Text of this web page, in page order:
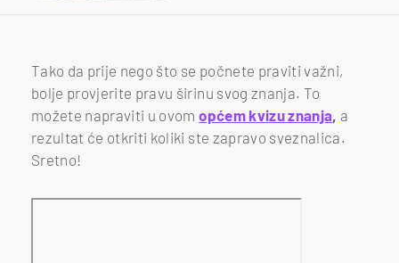
Tako da prije nego što se počnete praviti važni,
bolje provjerite pravu širinu svog znanja. To
možete napraviti u ovomopćem kvizu znanja, a
rezultat će otkriti koliki ste zapravo sveznalica.
Sretno!